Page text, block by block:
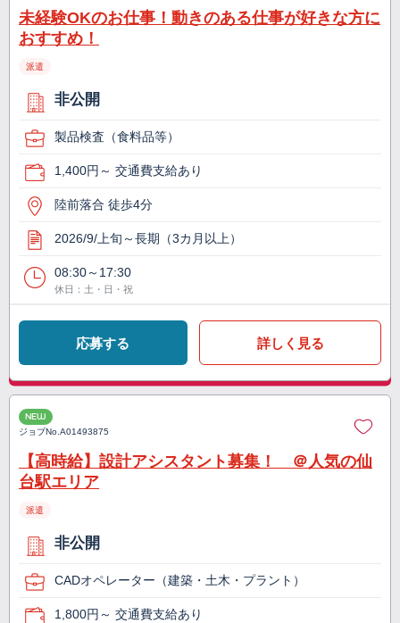
未経験OKのお仕事！動きのある仕事が好きな方に
おすすめ！
派遣
非公開
製品検査（食料品等）
1,400円～ 交通費支給あり
陸前落合 徒歩4分
2026/9/上旬～長期（3カ月以上）
08:30～17:30
休日：土・日・祝
応募する 詳しく見る
NEW
ジョブNo.A01493875
【高時給】設計アシスタント募集！ ＠人気の仙
台駅エリア
派遣
非公開
CADオペレーター（建築・土木・プラント）
1,800円～ 交通費支給あり